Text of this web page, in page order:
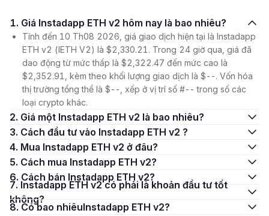
1. Giá Instadapp ETH v2 hôm nay là bao nhiêu?
Tính đến 10 Th08 2026, giá giao dịch hiện tại là Instadapp
ETH v2 (IETH V2) là $2,330.21. Trong 24 giờ qua, giá đã
dao động từ mức thấp là $2,322.47 đến mức cao là
$2,352.91, kèm theo khối lượng giao dịch là $--. Vốn hóa
thị trường tổng thể là $--, xếp ở vị trí số #-- trong số các
loại crypto khác.
2. Giá một Instadapp ETH v2 là bao nhiêu?
3. Cách đầu tư vào Instadapp ETH v2 ?
4. Mua Instadapp ETH v2 ở đâu?
5. Cách mua Instadapp ETH v2?
6. Cách bán Instadapp ETH v2?
7. Instadapp ETH v2 có phải là khoản đầu tư tốt
không?
8. Có bao nhiêuInstadapp ETH v2?